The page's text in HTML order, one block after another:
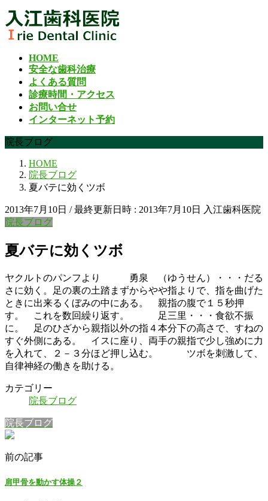
コ
ン
テ
ナ
ビ
ゲ
HOME
安全な歯科治療
よくある質問
診療時間・アクセス
お問い合せ
インターネット予約
院長ブログ
HOME
院長ブログ
夏バテに効くツボ
2013年7月10日 / 最終更新日時 : 2013年7月10日
入江歯科医院
院長ブログ
夏バテに効くツボ
ヤクルトのパンフより 勇泉 （ゆうせん）・・・だる
さに効く。足の裏の土踏まずからやや指よりで、指を曲げた
ときに出来るくぼみの中にある。 親指の腹で１５秒押
す。 これを数回繰り返す。 足三里・・・食欲不振
に。 足のひざから親指以外の指４本分下の高さで、すねの
すぐ外側にある。 イスに座り、両手の親指で少し強めに力
を入れて、２－３分ほど押し込む。 ツボを刺激して、
自律神経の働きを助ける。
カテゴリー
院長ブログ
院長ブログ
前の記事
肩甲骨を動かす体操２